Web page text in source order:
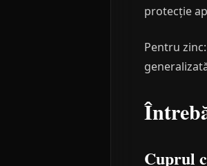
protecție
Pentru
Cuprul